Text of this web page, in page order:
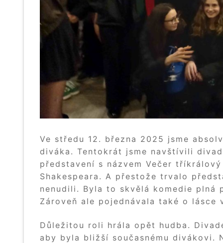
Ve středu 12. března 2025 jsme
diváka. Tentokrát jsme navštívili
představení s názvem Večer
Shakespeara. A přestože trvalo
nenudili. Byla to skvělá komedie plná
Zároveň ale pojednávala také o lásce
Důležitou roli hrála opět hudba.
aby byla bližší současnému